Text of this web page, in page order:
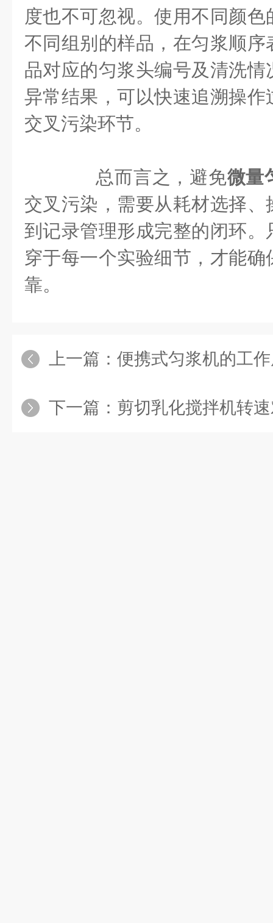
度也不可忽视。使用不同颜
不同组别的样品，在匀浆顺
品对应的匀浆头编号及清洗
异常结果，可以快速追溯操
交叉污染环节。
总而言之，避免微量
交叉污染，需要从耗材选择
到记录管理形成完整的闭环
穿于每一个实验细节，才能
靠。
上一篇： 便携式匀浆机的工作原
下一篇： 剪切乳化搅拌机转速